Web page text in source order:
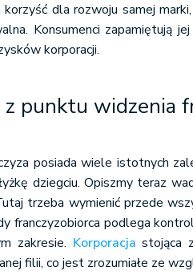
dla rozwoju samej
Konsumenci zapamiętują
korporacji.
z punktu widzenia
posiada wiele istotnych
dziegciu. Opiszmy teraz
trzeba wymienić przede
franczyzobiorca podlega
zakresie. Korporacja stojąca
filii, co jest zrozumiałe ze